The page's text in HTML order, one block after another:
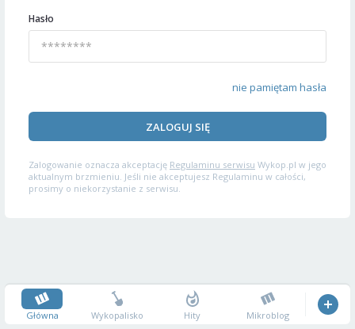
Hasło
nie pamiętam hasła
ZALOGUJ SIĘ
Zalogowanie oznacza akceptację Regulaminu serwisu Wykop.pl w jego
aktualnym brzmieniu. Jeśli nie akceptujesz Regulaminu w całości,
prosimy o niekorzystanie z serwisu.
Główna Wykopalisko Hity Mikroblog